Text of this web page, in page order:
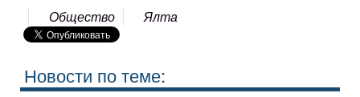
Общество Ялта
Новости по теме: